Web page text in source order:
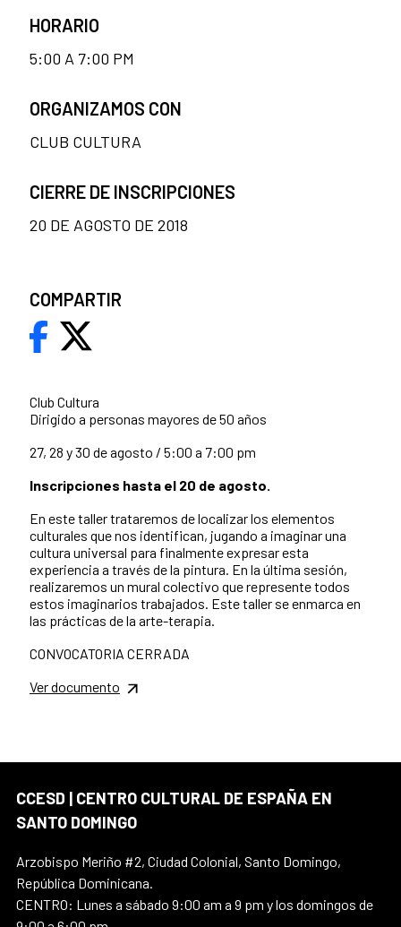
Club Cultura
Dirigido a personas mayores de 50 años
27, 28 y 30 de agosto / 5:00 a 7:00 pm
Inscripciones hasta el 20 de agosto.
En este taller trataremos de localizar los elementos
culturales que nos identifican, jugando a imaginar una
cultura universal para finalmente expresar esta
experiencia a través de la pintura. En la última sesión,
realizaremos un mural colectivo que represente todos
estos imaginarios trabajados. Este taller se enmarca en
las prácticas de la arte-terapia.
CONVOCATORIA CERRADA
Ver documento
HORARIO
5:00 A 7:00 PM
ORGANIZAMOS CON
CLUB CULTURA
CIERRE DE INSCRIPCIONES
20 DE AGOSTO DE 2018
COMPARTIR
CCESD | CENTRO CULTURAL DE ESPAÑA EN
SANTO DOMINGO
Arzobispo Meriño #2, Ciudad Colonial, Santo Domingo,
República Dominicana.
CENTRO: Lunes a sábado 9:00 am a 9 pm y los domingos de